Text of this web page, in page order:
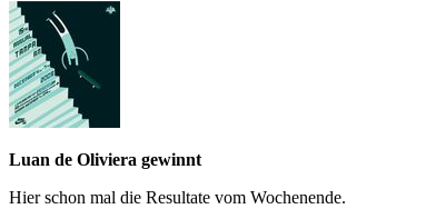
Luan de Oliviera gewinnt
Hier schon mal die Resultate vom Wochenende.